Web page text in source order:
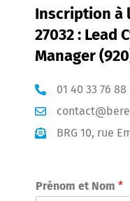
Inscription à
27032 : Lead
Manager
01 40 33 76 88
BRG 10, rue
Prénom et Nom *